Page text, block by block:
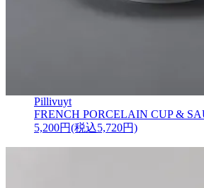
Pillivuyt
FRENCH PORCELAIN CUP &
5,200円(税込5,720円)